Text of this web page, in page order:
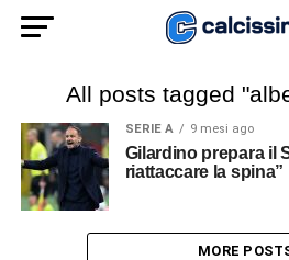
All posts tagged
SERIE A 9 mesi ago
Gilardino prepara il
riattaccare la spina”
MORE